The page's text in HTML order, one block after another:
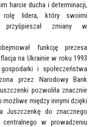
harcie ducha i determinacji,
rolę lidera, który swoimi
przyśpieszał zmiany w
funkcję prezesa
na Ukrainie w roku 1993
i społeczeństwa
przez Narodowy Bank
pozwoliła znacznie
między innymi dzięki
Juszczenkę do znacznego
w prowadzeniu